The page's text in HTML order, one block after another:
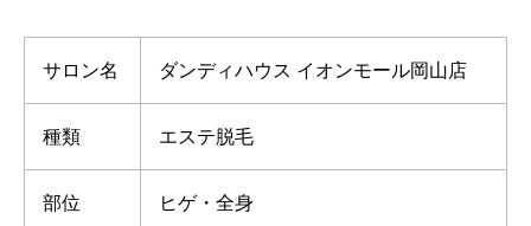
サロン名 ダンディハウス イオンモール岡山店
種類 エステ脱毛
部位 ヒゲ・全身